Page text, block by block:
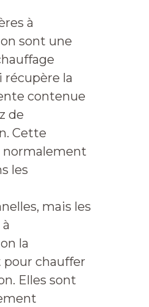
à
sont une
récupère la
contenue
de
Cette
normalement
les
mais les
la
chauffer
Elles sont